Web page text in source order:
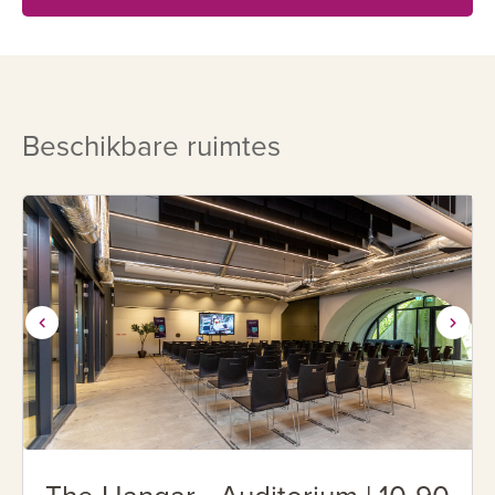
boardroom met panoramisch uitzicht over het ruwe en
groene terrein, diverse spreekkamers, (flex)kantoren, een
opleidingslokaal voor trainingen en cursussen en een
fantastische event zaal voor evenementen tot 100
personen. Een teamdag organiseren of een uniek
bedrijfsuitje? Ook dat is mogelijk. De dag afsluiten met een
barbecue op het buitenterrein of juist een sfeervolle
netwerkborrel. De catering medewerkers staan graag voor
Beschikbare ruimtes